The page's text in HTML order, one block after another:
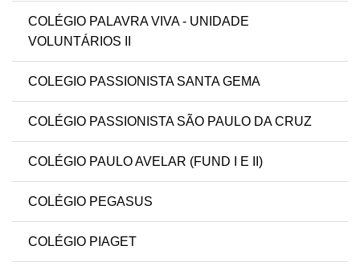
COLÉGIO PALAVRA VIVA - UNIDADE
VOLUNTÁRIOS II
COLEGIO PASSIONISTA SANTA GEMA
COLÉGIO PASSIONISTA SÃO PAULO DA CRUZ
COLÉGIO PAULO AVELAR (FUND I E II)
COLÉGIO PEGASUS
COLÉGIO PIAGET